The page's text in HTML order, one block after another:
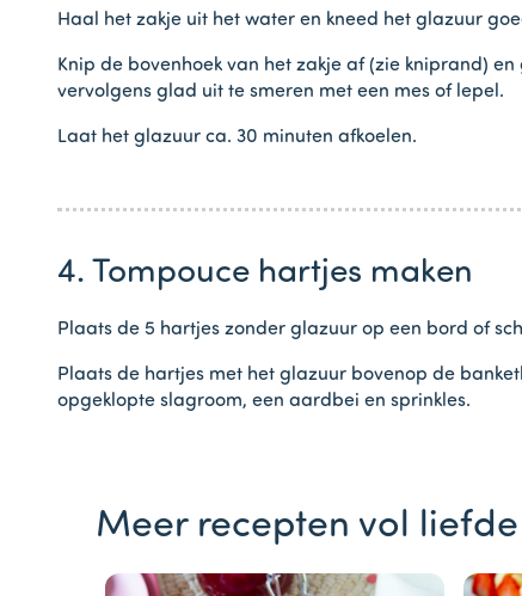
Haal het zakje uit het water en kneed het glazuur
Knip de bovenhoek van het zakje af (zie kniprand)
vervolgens glad uit te smeren met een mes of lepel.
Laat het glazuur ca. 30 minuten afkoelen.
4. Tompouce hartjes maken
Plaats de 5 hartjes zonder glazuur op een bord of
Plaats de hartjes met het glazuur bovenop de
opgeklopte slagroom, een aardbei en sprinkles.
Meer recepten vol liefde